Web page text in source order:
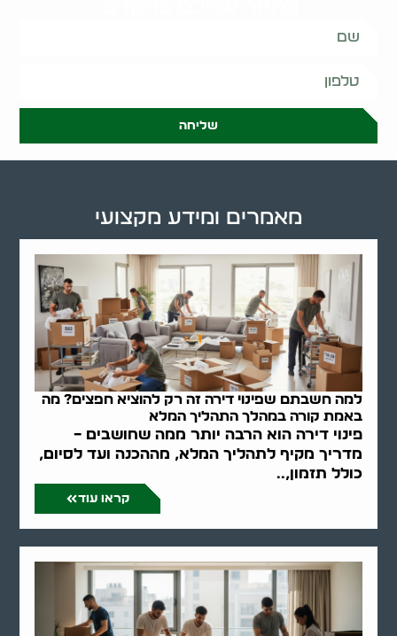
שליחה
למה חשבתם שפינוי דירה זה רק להוציא חפצים? מה
באמת קורה במהלך התהליך המלא
פינוי דירה הוא הרבה יותר ממה שחושבים –
מדריך מקיף לתהליך המלא, מההכנה ועד לסיום,
כולל תזמון,..
קראו עוד
מאמרים ומידע מקצועי